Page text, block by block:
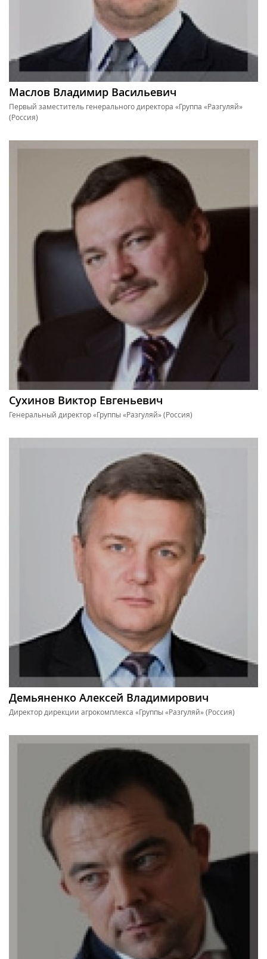
Маслов Владимир Васильевич
Первый заместитель генерального директора «Группа «Разгуляй»
(Россия)
Сухинов Виктор Евгеньевич
Генеральный директор «Группы «Разгуляй» (Россия)
Демьяненко Алексей Владимирович
Директор дирекции агрокомплекса «Группы «Разгуляй» (Россия)